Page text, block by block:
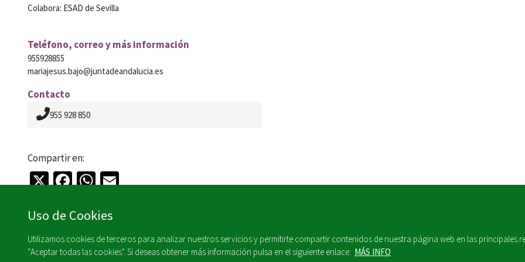
Colabora: ESAD de Sevilla
Teléfono, correo y más información
955928855
mariajesus.bajo@juntadeandalucia.es
Contacto
955 928 850
Compartir en:
X Facebook
WhatsApp
Email
Uso de Cookies
Utilizamos cookies de terceros para analizar nuestros servicios y permitirte compartir contenidos de nuestra página web en las principales
“Aceptar todas las cookies". Si deseas obtener más información pulsa en el siguiente enlace: MÁS INFO